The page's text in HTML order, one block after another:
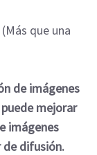
(Más que una
de imágenes
mejorar
imágenes
de difusión.